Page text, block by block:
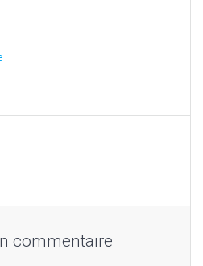
commentaire